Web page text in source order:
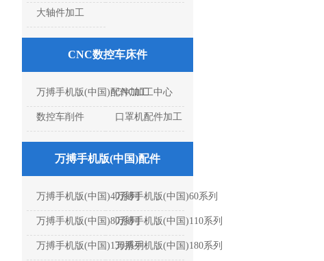
大轴件加工
CNC数控车床件
万搏手机版(中国)配件加工
CNC加工中心
数控车削件 口罩机配件加工
万搏手机版(中国)配件
万搏手机版(中国)40系列万搏手机版(中国)60系列
万搏手机版(中国)80系列万搏手机版(中国)110系列
万搏手机版(中国)130系列万搏手机版(中国)180系列